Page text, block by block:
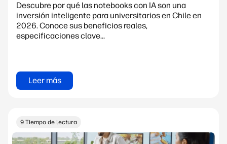
Descubre por qué las notebooks con IA son una
inversión inteligente para universitarios en Chile en
2026. Conoce sus beneficios reales,
especificaciones clave...
Leer más
9 Tiempo de lectura